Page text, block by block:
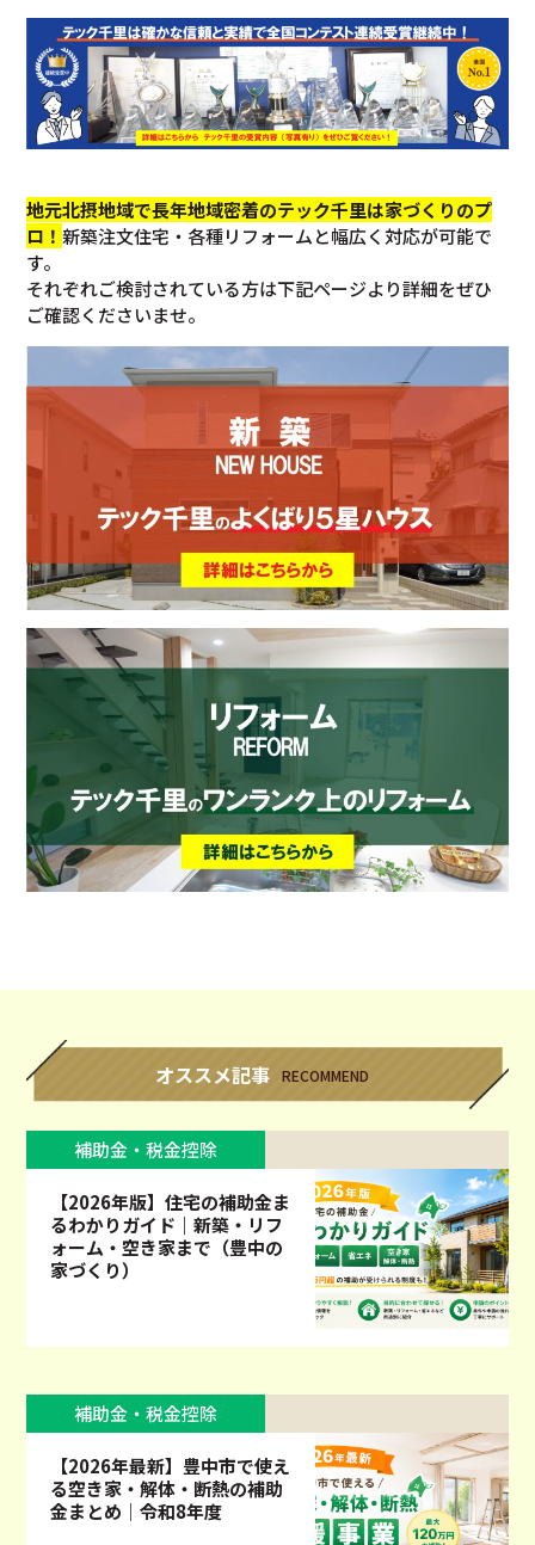
地元北摂地域で長年地域密着のテック千里は家づくりのプ
ロ！新築注文住宅・各種リフォームと幅広く対応が可能で
す。
それぞれご検討されている方は下記ページより詳細をぜひ
ご確認くださいませ。
オススメ記事 RECOMMEND
補助金・税金控除
【2026年版】住宅の補助金ま
るわかりガイド｜新築・リフ
ォーム・空き家まで（豊中の
家づくり）
補助金・税金控除
【2026年最新】豊中市で使え
る空き家・解体・断熱の補助
金まとめ｜令和8年度